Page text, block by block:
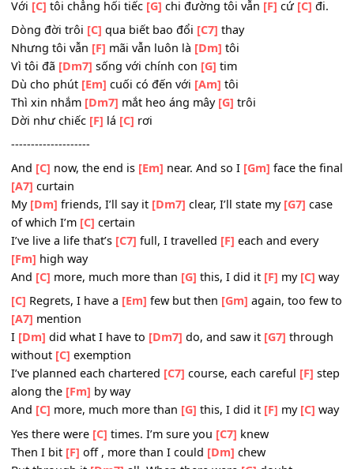
Để nghe tiếng [Em]nói đến từ trái [Am]tim
Dù bao thay[Dm7] đổi vẫn đứng hiên[G]
Đường tôi vẫn[F]bước[C]đi
Tình
yêu niềm vui sầu [Em] rơi tràn dâng ngày
khi thắng khi[A7] thua người
Và [Dm]khi lệ không còn
được [Fm] khắc ghi
Với[C]tôi chẳng hối tiếc[G]chi đường tôi vẫn[F] cứ[C]
Dòng đời trôi [C]qua biết bao đổi
Nhưng tôi vẫn[F]mãi vẫn luôn là[Dm]tôi
Vì tôi đã [Dm7]
Dù cho phút[Em] cuối có đến với[Am]tôi
Thì xin nhắm[Dm7]mắt heo áng mây[G]trôi
Dời như chiếc
--------------------
And[C]now, the end is[Em]near. And so I[Gm] face the
[A7]curtain
My [Dm]friends, I’ll say it[Dm7]clear, I’ll state my [G7]
of which I’m[C]certain
I’ve live a life that’s[C7]full, I travelled[F]each and every